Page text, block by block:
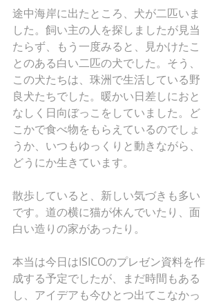
途中海岸に出たところ、犬が二匹いま
した。飼い主の人を探しましたが見当
たらず、もう一度みると、見かけたこ
とのある白い二匹の犬でした。そう、
この犬たちは、珠洲で生活している野
良犬たちでした。暖かい日差しにおと
なしく日向ぼっこをしていました。ど
こかで食べ物をもらえているのでしょ
うか、いつもゆっくりと動きながら、
どうにか生きています。
散歩していると、新しい気づきも多い
です。道の横に猫が休んでいたり、面
白い造りの家があったり。
本当は今日はISICOのプレゼン資料を作
成する予定でしたが、まだ時間もある
し、アイデアも今ひとつ出てこなかっ